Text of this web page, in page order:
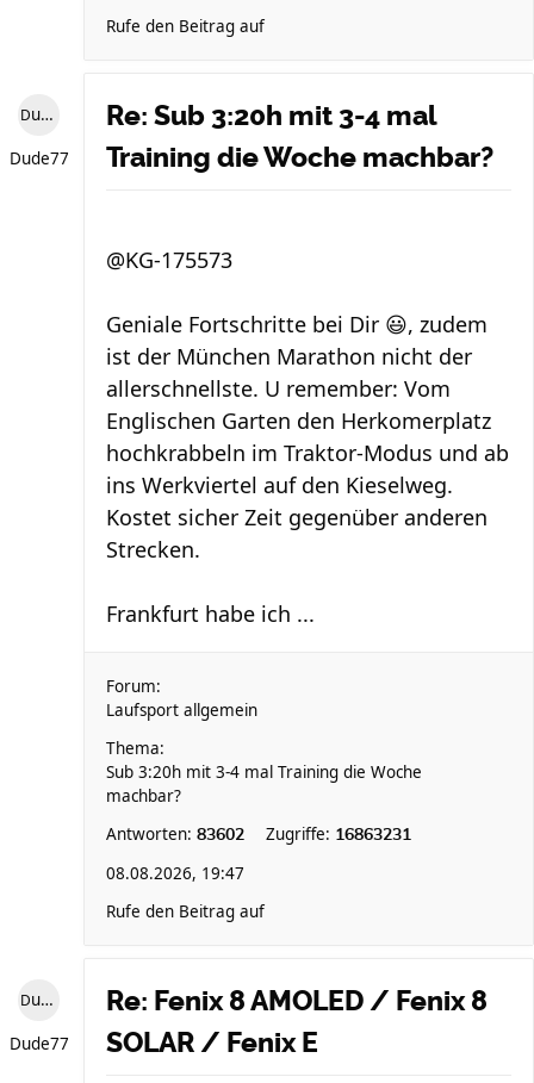
Rufe den Beitrag auf
Dude77
Dude77
Re: Sub 3:20h mit 3-4 mal
Training die Woche machbar?
@KG-175573
Geniale Fortschritte bei Dir 😃, zudem
ist der München Marathon nicht der
allerschnellste. U remember: Vom
Englischen Garten den Herkomerplatz
hochkrabbeln im Traktor-Modus und ab
ins Werkviertel auf den Kieselweg.
Kostet sicher Zeit gegenüber anderen
Strecken.
Frankfurt habe ich ...
Forum:
Laufsport allgemein
Thema:
Sub 3:20h mit 3-4 mal Training die Woche
machbar?
Antworten: 83602 Zugriffe: 16863231
08.08.2026, 19:47
Rufe den Beitrag auf
Dude77
Dude77
Re: Fenix 8 AMOLED / Fenix 8
SOLAR / Fenix E